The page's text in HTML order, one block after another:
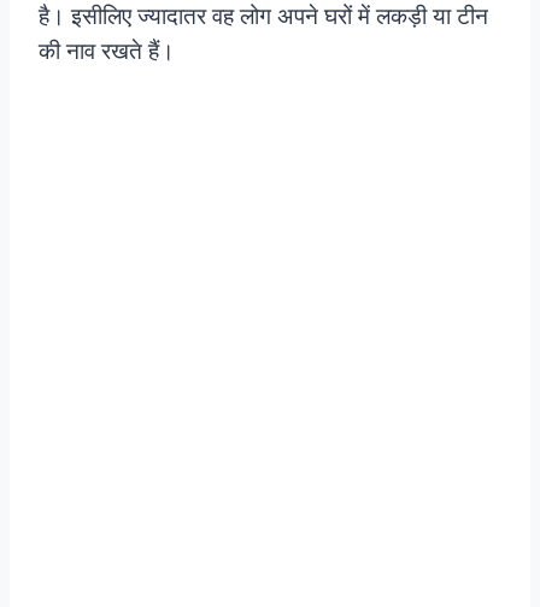
है। इसीलिए ज्यादातर वह लोग अपने घरों में लकड़ी या टीन
की नाव रखते हैं।